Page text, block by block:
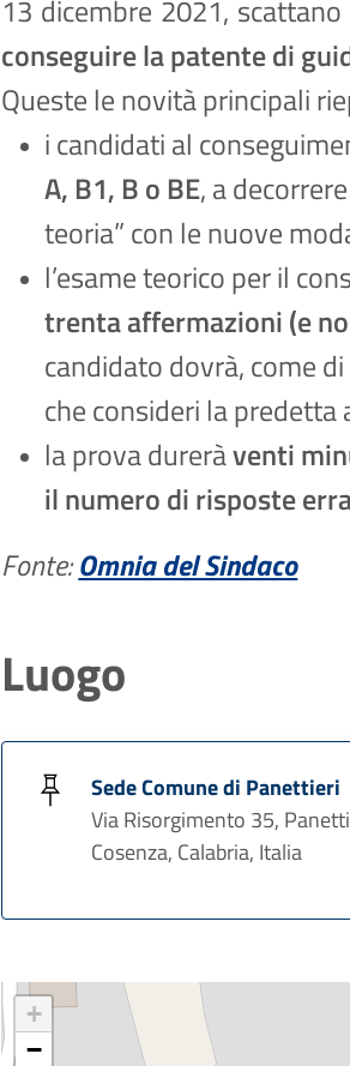
13 dicembre 2021, scattano
conseguire la patente di
Queste le novità principali
i candidati al
A, B1, B o BE, a
teoria” con le nuove
l’esame teorico per il
trenta affermazioni (e
candidato dovrà, come
che consideri la
la prova dureràventi
il numero di risposte
Fonte:Omnia del Sindaco
Luogo
Sede Comune di Panettieri
Via Risorgimento 35,
Cosenza, Calabria, Italia
+
−